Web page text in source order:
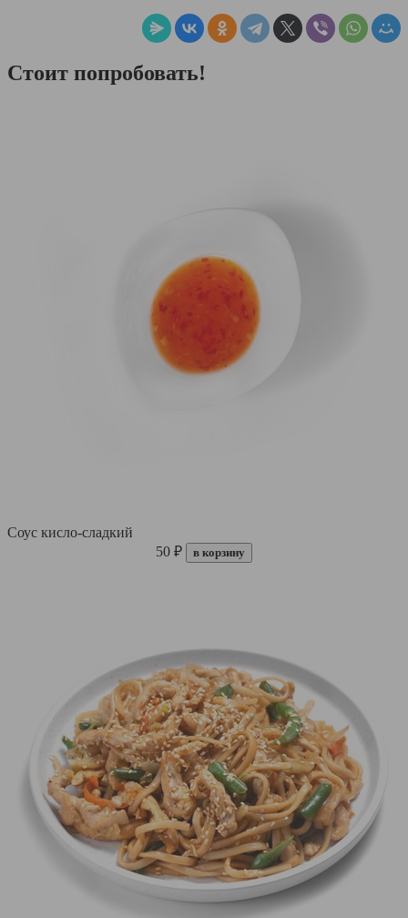
Стоит попробовать!
Соус кисло-сладкий
50 ₽
в корзину